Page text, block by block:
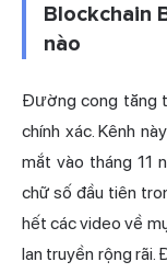
Blockchain
nào
Đường cong tăng
chính xác. Kênh
mắt vào tháng 11
chữ số đầu tiên
hết các video về
lan truyền rộng rãi.